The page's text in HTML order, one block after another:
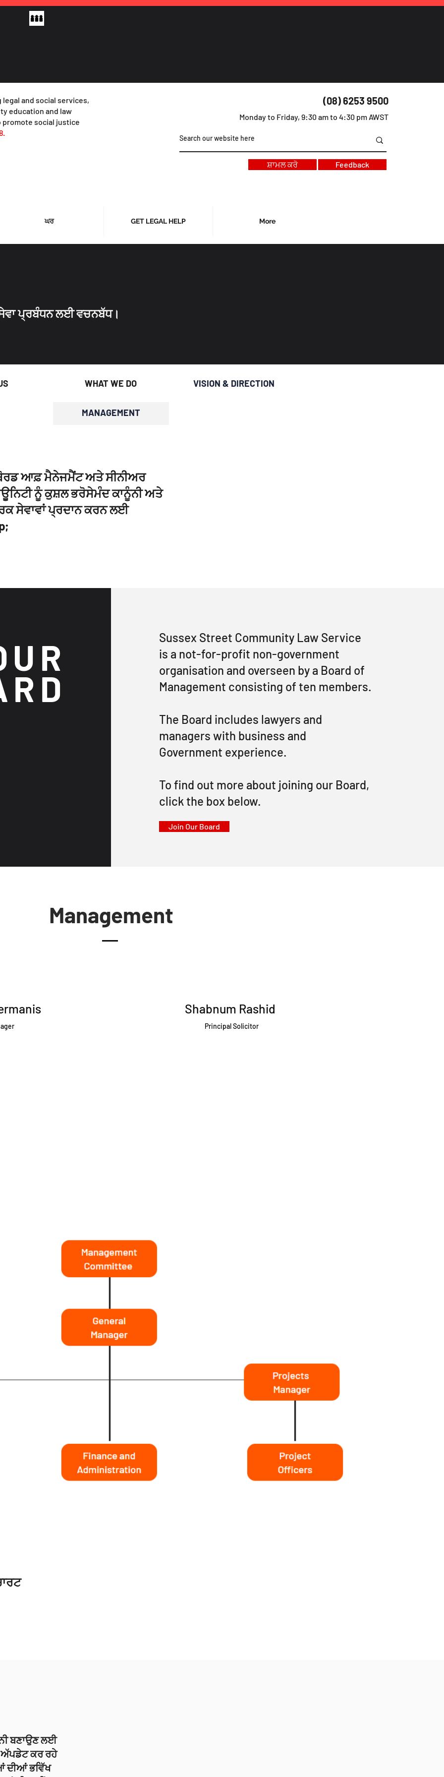
legal and social services,
education and law
promote social justice
(08) 6253 9500
Monday to Friday, 9:30 am to 4:30 pm AWST
ਸ਼ਾਮਲ ਕਰੋ Feedback
ਘਰ GET LEGAL HELP More
ਪ੍ਰਬੰਧਨ ਲਈ ਵਚਨਬੱਧ।
WHAT WE DO VISION & DIRECTION
MANAGEMENT
ਬੋਰਡ ਆਫ਼ ਮੈਨੇਜਮੈਂਟ ਅਤੇ ਸੀਨੀਅਰ
ਨੂੰ ਕੁਸ਼ਲ ਭਰੋਸੇਮੰਦ ਕਾਨੂੰਨੀ ਅਤੇ
ਸੇਵਾਵਾਂ ਪ੍ਰਦਾਨ ਕਰਨ ਲਈ
Sussex Street Community Law Service
is a not-for-profit non-government
organisation and overseen by a Board of
Management consisting of ten members.
The Board includes lawyers and
managers with business and
Government experience.
To find out more about joining our Board,
click the box below.
Join Our Board
Management
Shabnum Rashid
Principal Solicitor
ਬਣਾਉਣ ਲਈ
ਅੱਪਡੇਟ ਕਰ ਰਹੇ
ਦੀਆਂ ਭਵਿੱਖ